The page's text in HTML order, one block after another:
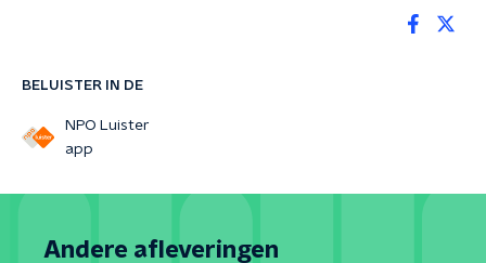
BELUISTER IN DE
NPO Luister
app
Andere afleveringen